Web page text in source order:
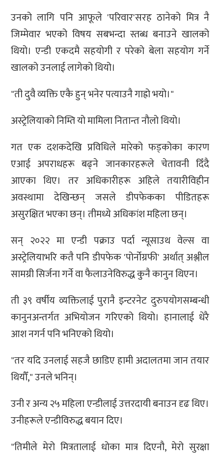
उनको लागि पनि आफूले 'परिवार'सरह ठानेको मित्र नै
जिम्मेवार भएको विषय सबभन्दा स्तब्ध बनाउने खालको
थियो। एन्डी एकदमै सहयोगी र परेको बेला सहयोग गर्ने
खालको उनलाई लागेको थियो।
"ती दुवै व्यक्ति एकै हुन् भनेर पत्याउनै गाह्रो भयो।"
अस्ट्रेलियाको निम्ति यो मामिला नितान्त नौलो थियो।
गत एक दशकदेखि प्रविधिले मारेको फड्कोका कारण
एआई अपराधहरू बढ्ने जानकारहरूले चेतावनी दिँदै
आएका थिए। तर अधिकारीहरू अहिले तयारीविहीन
अवस्थामा देखिन्छन् जसले डीपफेकका पीडितहरू
असुरक्षित भएका छन्। तीमध्ये अधिकांश महिला छन्।
सन् २०२२ मा एन्डी पक्राउ पर्दा न्यूसाउथ वेल्स वा
अस्ट्रेलियाभरि कतै पनि डीपफेक 'पोर्नोग्रफी' अर्थात् अश्लील
सामग्री सिर्जना गर्ने वा फैलाउनेविरुद्ध कुनै कानुन थिएन।
ती ३९ वर्षीय व्यक्तिलाई पुरानै इन्टरनेट दुरुपयोगसम्बन्धी
कानुनअन्तर्गत अभियोजन गरिएको थियो। हानालाई धेरै
आश नगर्न पनि भनिएको थियो।
"तर यदि उनलाई सहजै छाडिए हामी अदालतमा जान तयार
थियौँ," उनले भनिन्।
उनी र अन्य २५ महिला एन्डीलाई उत्तरदायी बनाउन दृढ थिए।
उनीहरूले एन्डीविरुद्ध बयान दिए।
"तिमीले मेरो मित्रतालाई धोका मात्र दिएनौ, मेरो सुरक्षा